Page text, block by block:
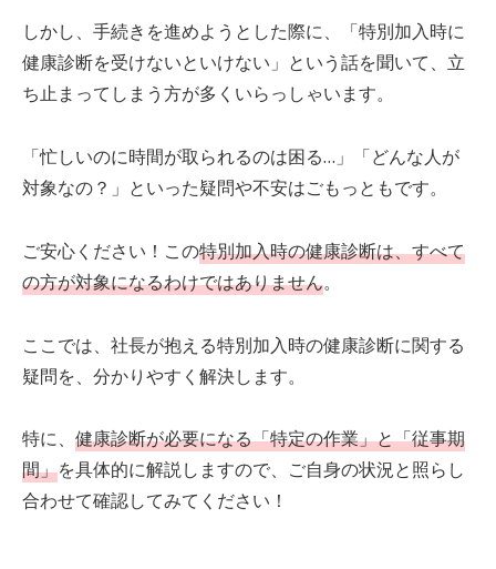
しかし、手続きを進めようとした際に、「特別加入時に
健康診断を受けないといけない」という話を聞いて、立
ち止まってしまう方が多くいらっしゃいます。
「忙しいのに時間が取られるのは困る…」「どんな人が
対象なの？」といった疑問や不安はごもっともです。
ご安心ください！この特別加入時の健康診断は、すべて
の方が対象になるわけではありません。
ここでは、社長が抱える特別加入時の健康診断に関する
疑問を、分かりやすく解決します。
特に、 健康診断が必要になる「特定の作業」と「従事期
間」を具体的に解説しますので、ご自身の状況と照らし
合わせて確認してみてください！